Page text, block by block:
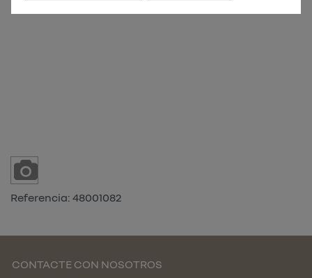
Referencia: 48001082
CONTACTE CON NOSOTROS